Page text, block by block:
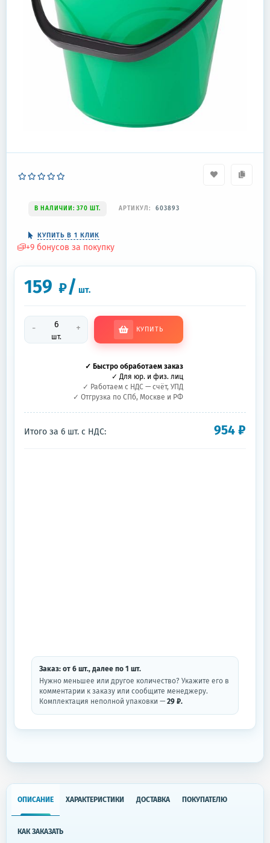
В НАЛИЧИИ: 370 ШТ. АРТИКУЛ: 603893
КУПИТЬ В 1 КЛИК
+9 бонусов за покупку
159 ₽/ шт.
-
шт.
+ КУПИТЬ
✓ Быстро обработаем заказ
✓ Для юр. и физ. лиц
✓ Работаем с НДС — счёт, УПД
✓ Отгрузка по СПб, Москве и РФ
Итого за 6 шт. с НДС: 954₽
Заказ: от 6 шт., далее по 1 шт.
Нужно меньшее или другое количество? Укажите его в
комментарии к заказу или сообщите менеджеру.
Комплектация неполной упаковки — 29 ₽.
ОПИСАНИЕ ХАРАКТЕРИСТИКИ ДОСТАВКА ПОКУПАТЕЛЮ
КАК ЗАКАЗАТЬ